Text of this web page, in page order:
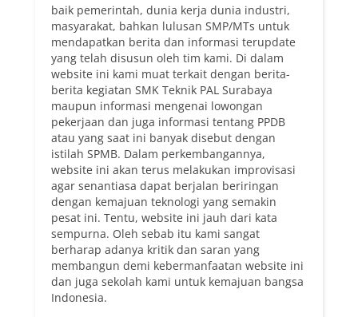
baik pemerintah, dunia kerja dunia industri,
masyarakat, bahkan lulusan SMP/MTs untuk
mendapatkan berita dan informasi terupdate
yang telah disusun oleh tim kami. Di dalam
website ini kami muat terkait dengan berita-
berita kegiatan SMK Teknik PAL Surabaya
maupun informasi mengenai lowongan
pekerjaan dan juga informasi tentang PPDB
atau yang saat ini banyak disebut dengan
istilah SPMB. Dalam perkembangannya,
website ini akan terus melakukan improvisasi
agar senantiasa dapat berjalan beriringan
dengan kemajuan teknologi yang semakin
pesat ini. Tentu, website ini jauh dari kata
sempurna. Oleh sebab itu kami sangat
berharap adanya kritik dan saran yang
membangun demi kebermanfaatan website ini
dan juga sekolah kami untuk kemajuan bangsa
Indonesia.